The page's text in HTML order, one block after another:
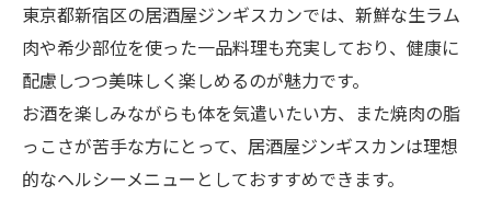
東京都新宿区の居酒屋ジンギスカンでは、新鮮な生ラム
肉や希少部位を使った一品料理も充実しており、健康に
配慮しつつ美味しく楽しめるのが魅力です。
お酒を楽しみながらも体を気遣いたい方、また焼肉の脂
っこさが苦手な方にとって、居酒屋ジンギスカンは理想
的なヘルシーメニューとしておすすめできます。